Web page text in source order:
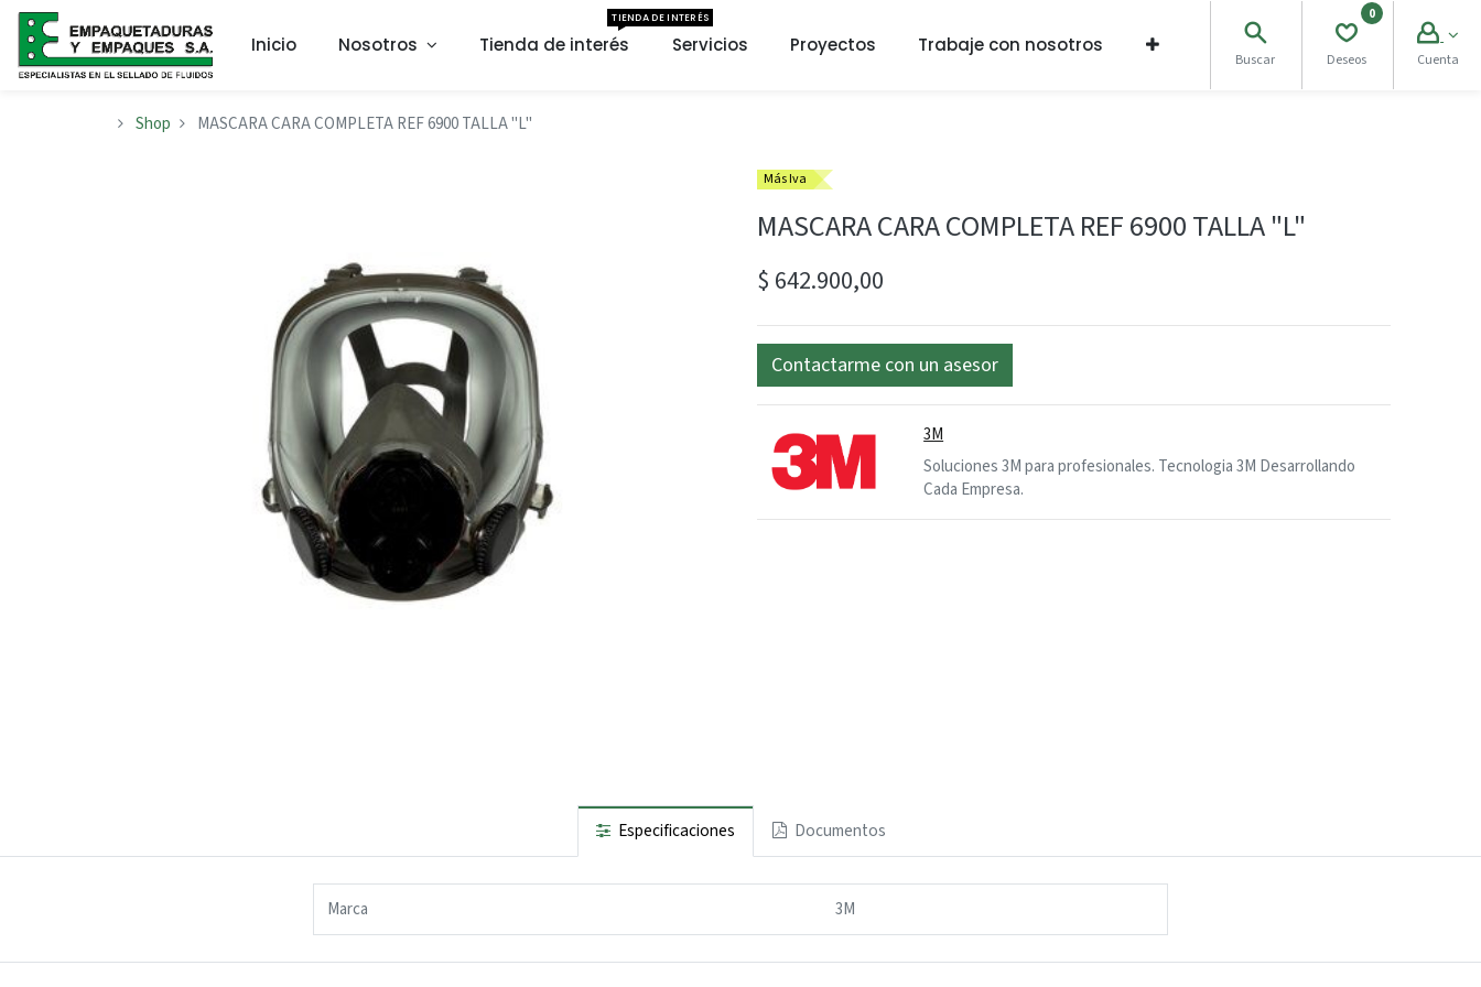
Inicio Nosotros Tienda de interés
TIENDA DE INTERÉS
Servicios Proyectos Trabaje con nosotros
Buscar
0
Deseos Cuenta
Shop MASCARA CARA COMPLETA REF 6900 TALLA "L"
Más Iva
MASCARA CARA COMPLETA REF 6900 TALLA "L"
$ 642.900,00
Contactarme con un asesor
3M
Soluciones 3M para profesionales. Tecnologia 3M Desarrollando
Cada Empresa.
Especificaciones Documentos
Marca 3M